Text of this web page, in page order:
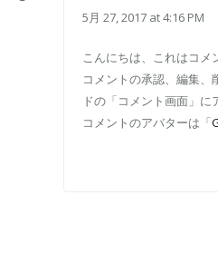
5月 27, 2017 at 4:16 PM
こんにちは、これはコメ
コメントの承認、編集、
ドの「コメント画面」に
コメントのアバターは「